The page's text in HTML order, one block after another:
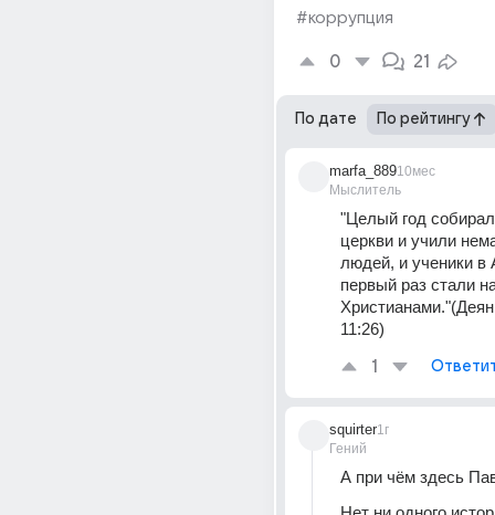
#коррупция
0 21
По дате По рейтингу
marfa_889
Мыслитель
10мес
"Целый год
церкви и учили
людей, и ученики в
первый раз стали
11:26)
1
squirter
Гений
1г
А при чём здесь